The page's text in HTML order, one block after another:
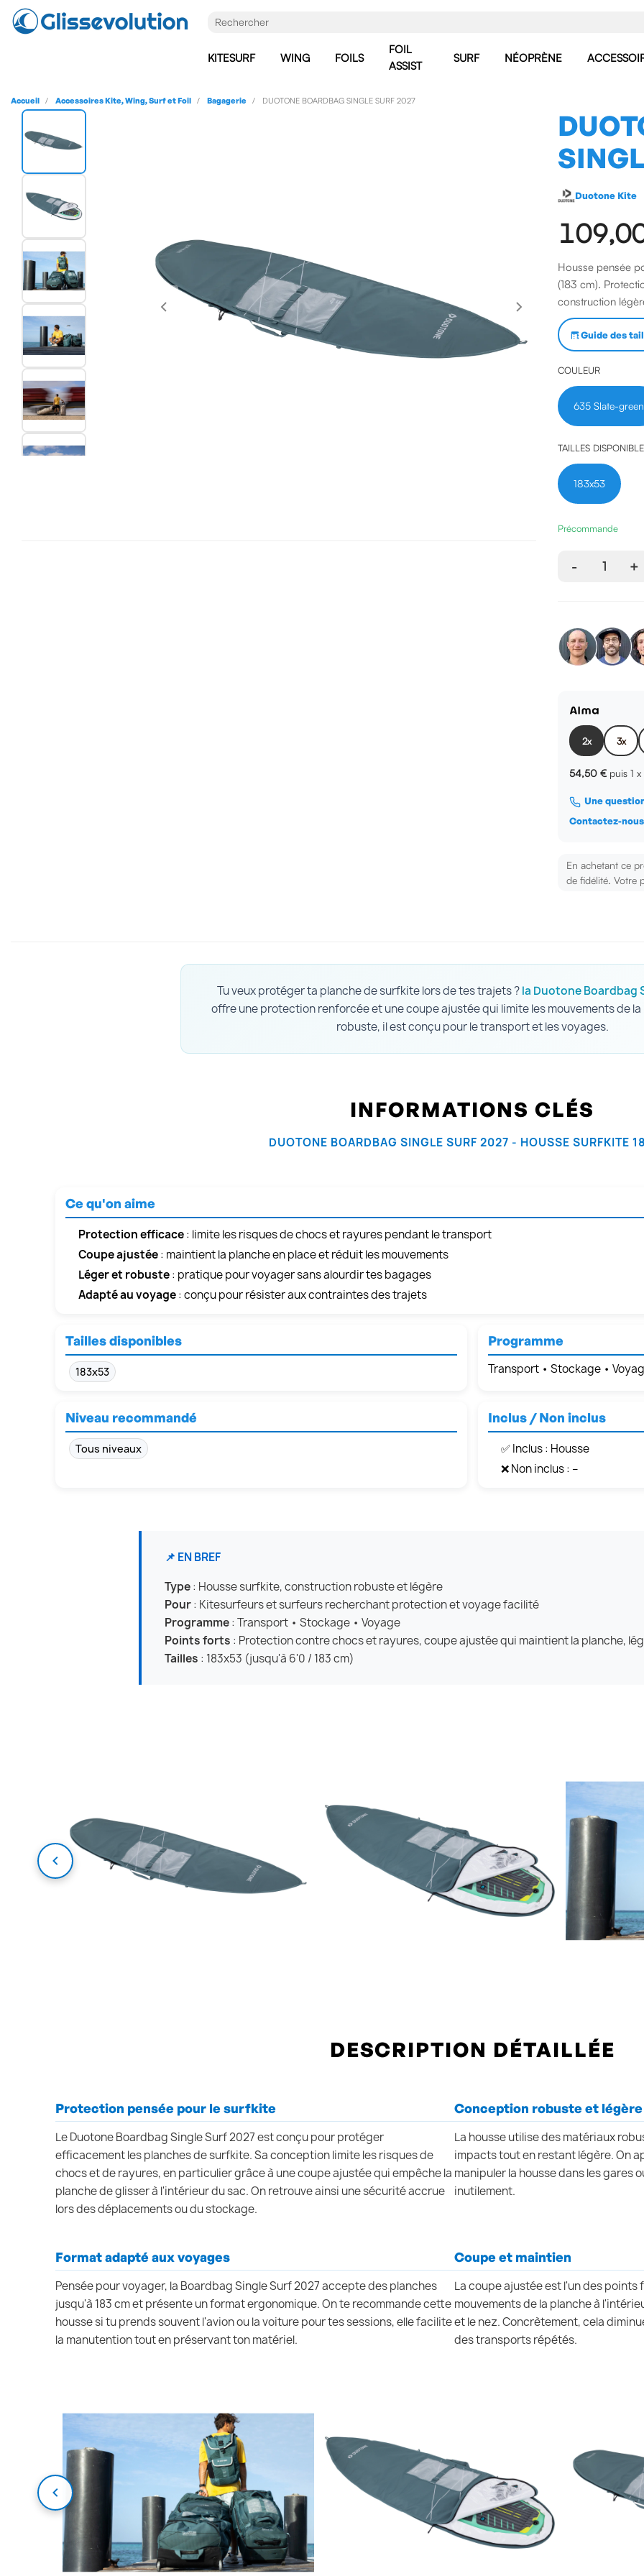
KITESURF WING FOILS
FOIL
ASSIST
SURF NÉOPRÈNE
Accueil Accessoires Kite, Wing, Surf et Foil Bagagerie DUOTONE BOARDBAG SINGLE SURF 2027
Duotone Kite
Housse pensée
(183 cm).
construction
Guide des
COULEUR
635 Slate-green
TAILLES
183x53
Précommande
- 1 +
2x 3x
54,50 € puis 1 x
Une
Contactez-nous
En achetant ce
de fidélité. Votre
Tu veux protéger ta planche de surfkite lors de tes trajets ?la Duotone Boardbag
offre une protection renforcée et une coupe ajustée qui limite les mouvements de
robuste, il est conçu pour le transport et les voyages.
INFORMATIONS CLÉS
DUOTONE BOARDBAG SINGLE SURF 2027 - HOUSSE SURFKITE
Ce qu'on aime
Protection efficace: limite les risques de chocs et rayures pendant le transport
Coupe ajustée: maintient la planche en place et réduit les mouvements
Léger et robuste: pratique pour voyager sans alourdir tes bagages
Adapté au voyage: conçu pour résister aux contraintes des trajets
Tailles disponibles
183x53
Programme
Transport • Stockage •
Niveau recommandé
Tous niveaux
Inclus / Non inclus
✅ Inclus : Housse
❌ Non inclus : –
📌 EN BREF
Type: Housse surfkite, construction robuste et légère
Pour: Kitesurfeurs et surfeurs recherchant protection et voyage facilité
Programme: Transport • Stockage • Voyage
Points forts : Protection contre chocs et rayures, coupe ajustée qui maintient la planche,
Tailles : 183x53 (jusqu'à 6'0 / 183 cm)
DESCRIPTION DÉTAILLÉE
Protection pensée pour le surfkite
Le Duotone Boardbag Single Surf 2027 est conçu pour protéger
efficacement les planches de surfkite. Sa conception limite les risques de
chocs et de rayures, en particulier grâce à une coupe ajustée qui empêche la
planche de glisser à l'intérieur du sac. On retrouve ainsi une sécurité accrue
lors des déplacements ou du stockage.
Conception robuste et légère
La housse utilise des matériaux
impacts tout en restant légère. On
manipuler la housse dans les gares
inutilement.
Format adapté aux voyages
Pensée pour voyager, la Boardbag Single Surf 2027 accepte des planches
jusqu'à 183 cm et présente un format ergonomique. On te recommande cette
housse si tu prends souvent l'avion ou la voiture pour tes sessions, elle facilite
la manutention tout en préservant ton matériel.
Coupe et maintien
La coupe ajustée est l'un des
mouvements de la planche à
et le nez. Concrètement, cela
des transports répétés.